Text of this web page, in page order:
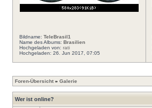
Bildname: TeleBrasil1
Name des Albums: Brasilien
Hochgeladen von: rati
Hochgeladen: 26. Jun 2017, 07:05
Foren-Übersicht » Galerie
Wer ist online?